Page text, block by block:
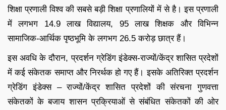
शिक्षा प्रणाली विश्‍व की सबसे बड़ी शिक्षा प्रणालियों में से है। इस प्रणाली
में लगभग 14.9 लाख विद्यालय, 95 लाख शिक्षक और विभिन्न
सामाजिक-आर्थिक पृष्ठभूमि के लगभग 26.5 करोड़ छात्र हैं।
इस अवधि के दौरान, प्रदर्शन ग्रेडिंग इंडेक्स-राज्यों/केंद्र शासित प्रदेशों
में कई संकेतक समाप्त और निरर्थक हो गए हैं। इसके अतिरिक्‍त प्रदर्शन
ग्रेडिंग इंडेक्स – राज्यों/केंद्र शासित प्रदेशों की संरचना गुणवत्ता
संकेतकों के बजाय शासन प्रक्रियाओं से संबंधित संकेतकों की ओर